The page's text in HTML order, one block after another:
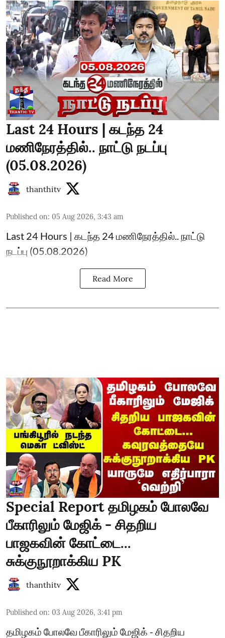
Last 24 Hours | கடந்த 24
மணிநேரத்தில்.. நாட்டு நடப்பு
(05.08.2026)
thanthitv
Published on: 05 Aug 2026, 3:43 am
Last 24 Hours | கடந்த 24 மணிநேரத்தில்.. நாட்டு
நடப்பு (05.08.2026)
Read More
Special Report தமிழகம் போலவே
பீகாரிலும் மேஜிக் - சிதறிய
பாஜகவின் கோட்டை...
சுக்குநூறாக்கிய PK
thanthitv
Published on: 03 Aug 2026, 3:41 pm
தமிழகம் போலவே பீகாரிலும் மேஜிக் - சிதறிய